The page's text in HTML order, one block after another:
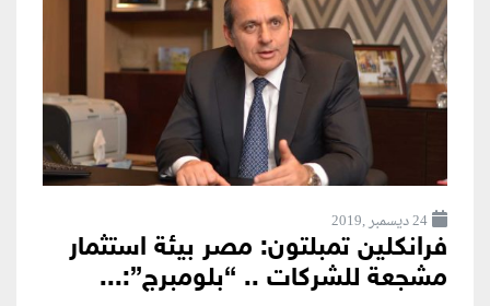
24 ديسمبر ,2019
فرانكلين تمبلتون: مصر بيئة استثمار
مشجعة للشركات .. “بلومبرج”:...